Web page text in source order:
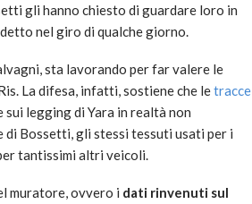
gli hanno chiesto di guardare loro in
nel giro di qualche giorno.
sta lavorando per far valere le
La difesa, infatti, sostiene che letracce
legging di Yara in realtà non
di Bossetti, gli stessi tessuti usati per i
tantissimi altri veicoli.
muratore, ovvero i dati rinvenuti sul
god 9 mesi ago